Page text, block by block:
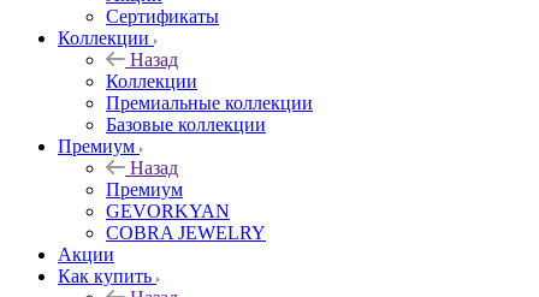
Сертификаты
Коллекции
Назад
Коллекции
Премиальные коллекции
Базовые коллекции
Премиум
Назад
Премиум
GEVORKYAN
COBRA JEWELRY
Акции
Как купить